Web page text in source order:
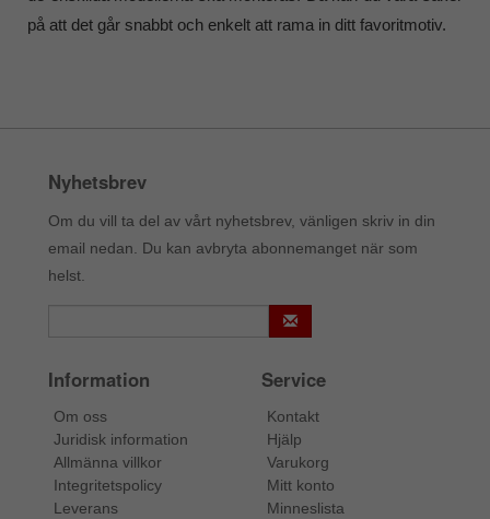
på att det går snabbt och enkelt att rama in ditt favoritmotiv.
Nyhetsbrev
Om du vill ta del av vårt nyhetsbrev, vänligen skriv in din
email nedan. Du kan avbryta abonnemanget när som
helst.
Information
Om oss
Juridisk information
Allmänna villkor
Integritetspolicy
Leverans
Service
Kontakt
Hjälp
Varukorg
Mitt konto
Minneslista